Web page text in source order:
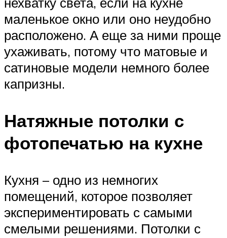
маленькое окно или оно неудобно
расположено. А еще за ними проще
ухаживать, потому что матовые и
сатиновые модели немного более
капризны.
Натяжные потолки с
фотопечатью на кухне
Кухня – одно из немногих
помещений, которое позволяет
экспериментировать с самыми
смелыми решениями. Потолки с